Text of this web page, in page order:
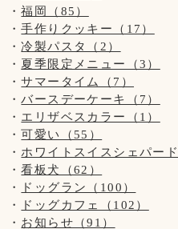
以外)をお願い致します。
◆テイクアウトもございます！
◆ご入店の制限をさせて頂い
で、テラスは3組様まで)
お客様、わんちゃんの安全を
いませ。
【営業時間について】
コロナウイルス対策として時
18:00)とさせて頂きます。
福岡（85）
手作りクッキー（17）
冷製パスタ（2）
夏季限定メニュー（3）
サマータイム（7）
バースデーケーキ（7）
エリザベスカラー（1）
可愛い（55）
ホワイトスイスシェパード
看板犬（62）
ドッグラン（100）
ドッグカフェ（102）
お知らせ（91）